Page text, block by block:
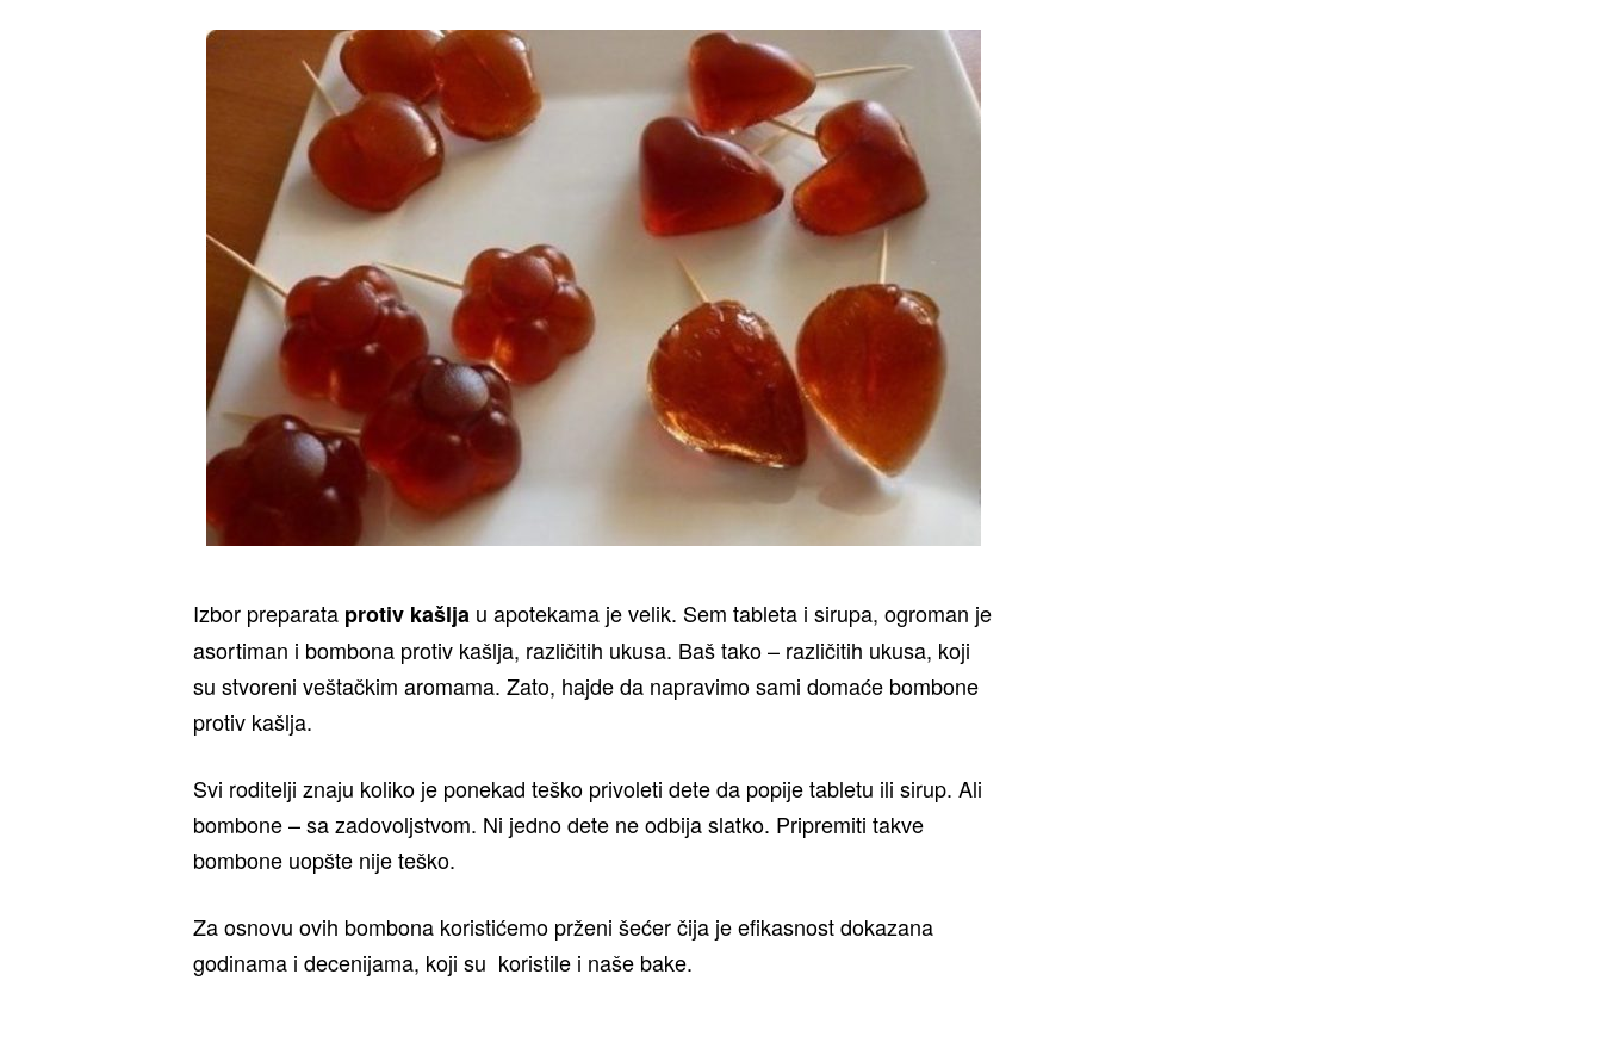
Izbor preparata protiv kašlja u apotekama je velik. Sem tableta i sirupa, ogroman je
asortiman i bombona protiv kašlja, različitih ukusa. Baš tako – različitih ukusa, koji
su stvoreni veštačkim aromama. Zato, hajde da napravimo sami domaće bombone
protiv kašlja.
Svi roditelji znaju koliko je ponekad teško privoleti dete da popije tabletu ili sirup. Ali
bombone – sa zadovoljstvom. Ni jedno dete ne odbija slatko. Pripremiti takve
bombone uopšte nije teško.
Za osnovu ovih bombona koristićemo prženi šećer čija je efikasnost dokazana
godinama i decenijama, koji su koristile i naše bake.